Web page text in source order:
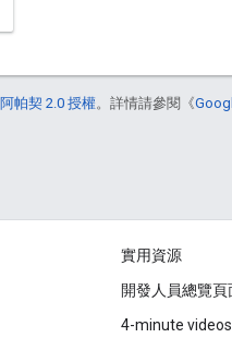
阿帕契 2.0 授權。詳情請參閱《
實用資源
開發人員總覽頁
4-minute